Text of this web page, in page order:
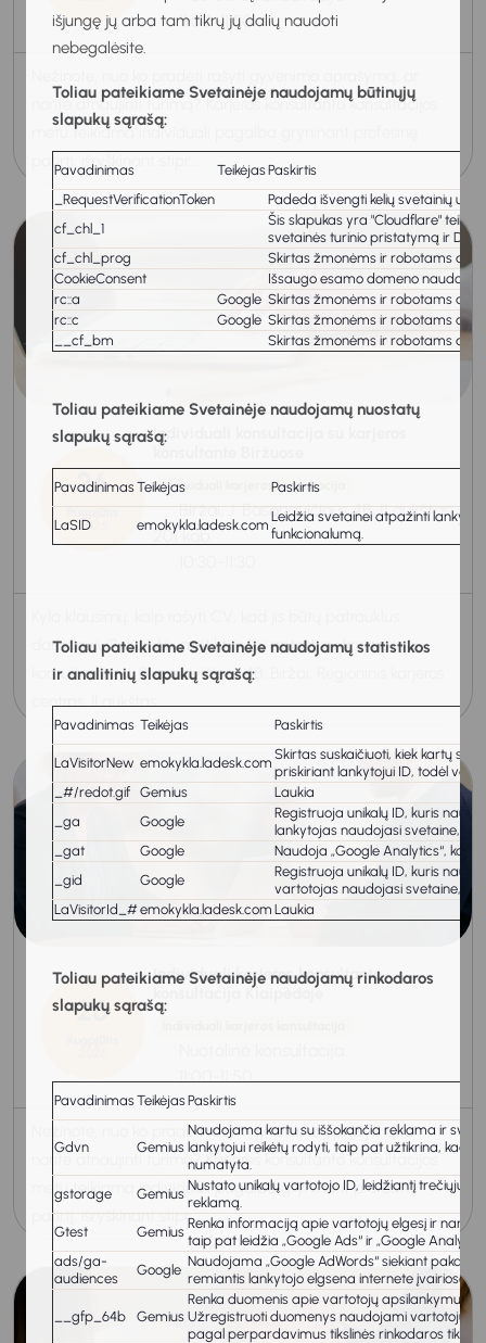
išjungę jų arba tam tikrų jų dalių naudoti
nebegalėsite.
Toliau pateikiame Svetainėje naudojamų būtinųjų
slapukų sąrašą:
Pavadinimas TeikėjasPaskirtis
_RequestVerificationToken
Padeda išvengti kelių svetainių
cf_chl_1
Šis slapukas yra "Cloudflare"
svetainės turinio pristatymą ir
cf_chl_prog
Skirtas žmonėms ir robotams
CookieConsent
Išsaugo esamo domeno
rc::a
Google Skirtas žmonėms ir robotams
rc::c
Google Skirtas žmonėms ir robotams
__cf_bm
Skirtas žmonėms ir robotams
Toliau pateikiame Svetainėje naudojamų nuostatų
slapukų sąrašą:
PavadinimasTeikėjas Paskirtis
LaSID emokykla.ladesk.com
Leidžia svetainei atpažinti
funkcionalumą.
Toliau pateikiame Svetainėje naudojamų statistikos
ir analitinių slapukų sąrašą:
Pavadinimas Teikėjas Paskirtis
LaVisitorNew emokykla.ladesk.com
Skirtas suskaičiuoti, kiek kartų
priskiriant lankytojui ID, todėl
_#/redot.gif Gemius
Laukia
_ga
Google
Registruoja unikalų ID, kuris
lankytojas naudojasi svetaine,
_gat
Google
Naudoja „Google Analytics“, kad
_gid
Google
Registruoja unikalų ID, kuris
vartotojas naudojasi svetaine,
LaVisitorId_#emokykla.ladesk.com Laukia
Toliau pateikiame Svetainėje naudojamų rinkodaros
slapukų sąrašą:
PavadinimasTeikėjasPaskirtis
Gdvn Gemius
Naudojama kartu su iššokančia reklama ir
lankytojui reikėtų rodyti, taip pat užtikrina, kad
numatyta.
gstorage
Gemius
Nustato unikalų vartotojo ID, leidžiantį trečiųjų
reklamą.
Gtest
Gemius
Renka informaciją apie vartotojų elgesį ir
taip pat leidžia „Google Ads“ ir „Google
ads/ga-
audiences
Google
Naudojama „Google AdWords“ siekiant
remiantis lankytojo elgsena internete įvairiose
__gfp_64b Gemius
Renka duomenis apie vartotojų apsilankymus
Užregistruoti duomenys naudojami vartotojų
pagal perpardavimus tikslinės rinkodaros
11:00-11:50
norite atnaujinti turimą? Karjeros konsultanto konsultacijos
metu teikiama individuali pagalba gryninant profesinę
patirtį, išryškinant stipr...
26
Rugpjūtis
2026
Individuali konsultacija su karjeros
konsultante Biržuose
Individuali karjeros konsultacija
Biržai, J. Basanavičiaus 4B, II aukštas
201 kab.
darbdaviui? Kviečiu susitikti ir tai aptarti su karjeros
konsultante J. Basanavičiaus 4B, Biržai, Regioninis karjeros
centras, II aukštas...
26
Individuali karjeros konsultanto
konsultacija Klaipėdoje
11:00-11:50
Nežinote, nuo ko pradėti rašyti gyvenimo aprašymą, ar
norite atnaujinti turimą? Karjeros konsultanto konsultacijos
metu teikiama individuali pagalba gryninant profesinę
patirtį, išryškinant stipr...